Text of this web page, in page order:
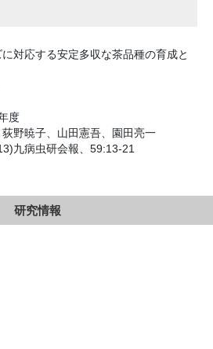
対応する安定多収な茶品種の育成と
度
野暁子、山田憲吾、園田亮一
九病虫研会報、59:13-21
研究情報